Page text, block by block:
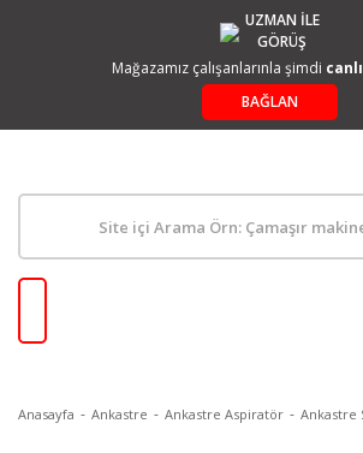
UZMAN İLE
GÖRÜŞ
Mağazamız çalışanlarınla şimdi canlı
BAĞLAN
Anasayfa Ankastre Ankastre Aspiratör Ankastre